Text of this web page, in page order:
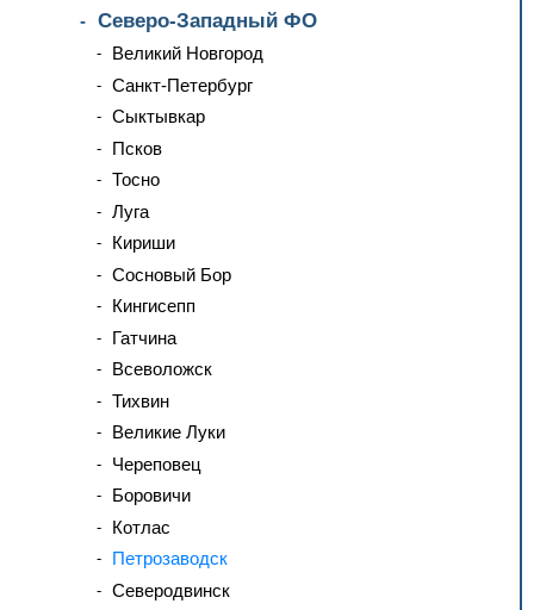
Северо-Западный ФО
Великий Новгород
Санкт-Петербург
Сыктывкар
Псков
Тосно
Луга
Кириши
Сосновый Бор
Кингисепп
Гатчина
Всеволожск
Тихвин
Великие Луки
Череповец
Боровичи
Котлас
Петрозаводск
Северодвинск